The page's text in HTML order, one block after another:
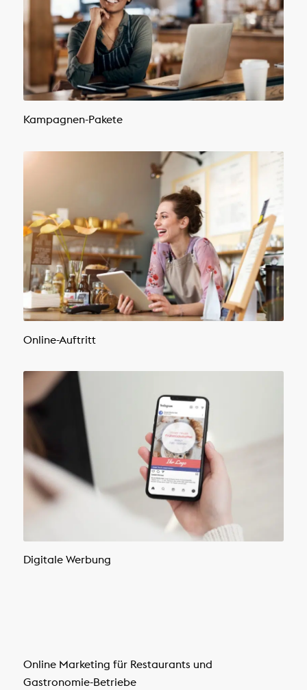
Kampagnen-Pakete
Online-Auftritt
Digitale Werbung
Online Marketing für Restaurants und
Gastronomie-Betriebe